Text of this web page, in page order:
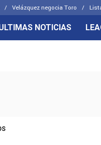
Velázquez negocia Toro
NOTICIAS